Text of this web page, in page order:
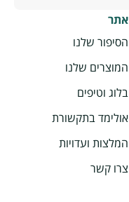
אתר
הסיפור שלנו
המוצרים שלנו
בלוג וטיפים
אולימד בתקשורת
המלצות ועדויות
צרו קשר